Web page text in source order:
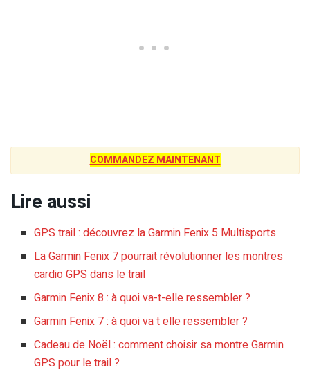
COMMANDEZ MAINTENANT
Lire aussi
GPS trail : découvrez la Garmin Fenix 5 Multisports
La Garmin Fenix 7 pourrait révolutionner les montres
cardio GPS dans le trail
Garmin Fenix 8 : à quoi va-t-elle ressembler ?
Garmin Fenix 7 : à quoi va t elle ressembler ?
Cadeau de Noël : comment choisir sa montre Garmin
GPS pour le trail ?